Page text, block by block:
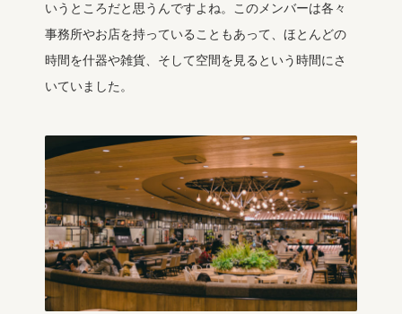
いうところだと思うんですよね。このメンバーは各々
事務所やお店を持っていることもあって、ほとんどの
時間を什器や雑貨、そして空間を見るという時間にさ
いていました。